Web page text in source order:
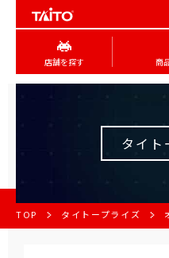
店舗を探す 商
タイト
TOP タイトープライズ